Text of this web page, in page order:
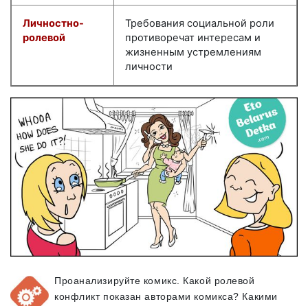
Личностно-
ролевой
Требования социальной роли
противоречат интересам и
жизненным устремлениям
личности
Проанализируйте комикс. Какой ролевой
конфликт показан авторами комикса? Какими